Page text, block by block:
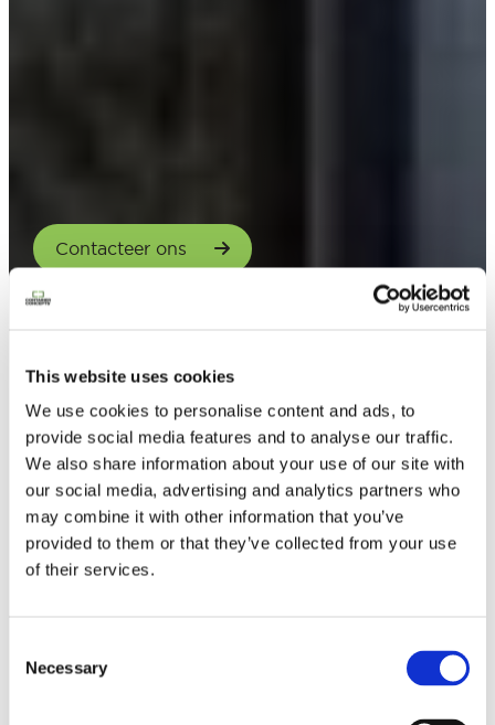
This website uses cookies
We use cookies to personalise content and ads, to
provide social media features and to analyse our traffic.
We also share information about your use of our site with
our social media, advertising and analytics partners who
may combine it with other information that you’ve
provided to them or that they’ve collected from your use
of their services.
Selection
Necessary
Contacteer ons